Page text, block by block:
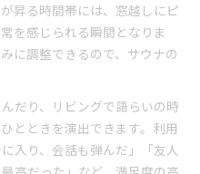
昇る時間帯には、窓越しにピ
を感じられる瞬間となりま
に調整できるので、サウナの
だり、リビングで語らいの時
とときを演出できます。利用
入り、会話も弾んだ」「友人